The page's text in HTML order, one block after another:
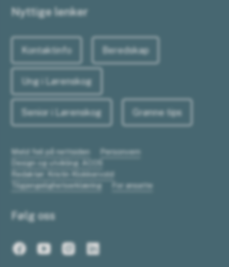
Nyttige lenker
Kontaktinfo Beredskap
Ung i Lørenskog
Senior i Lørenskog Grønne tips
Meld feil på nettsiden
Personvern
Design og utvikling: ACOS
Redaktør: Kristin Klokkervold
Tilgjengelighetserklæring
For ansatte
Følg oss
FacebookYoutubeInstagram